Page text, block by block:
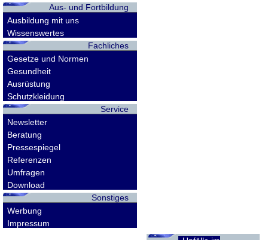
Aus- und Fortbildung
Ausbildung mit uns
Wissenswertes
Fachliches
Gesetze und Normen
Gesundheit
Ausrüstung
Schutzkleidung
Service
Newsletter
Beratung
Pressespiegel
Referenzen
Umfragen
Download
Sonstiges
Werbung
Impressum